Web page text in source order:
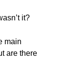
it?
main
are there